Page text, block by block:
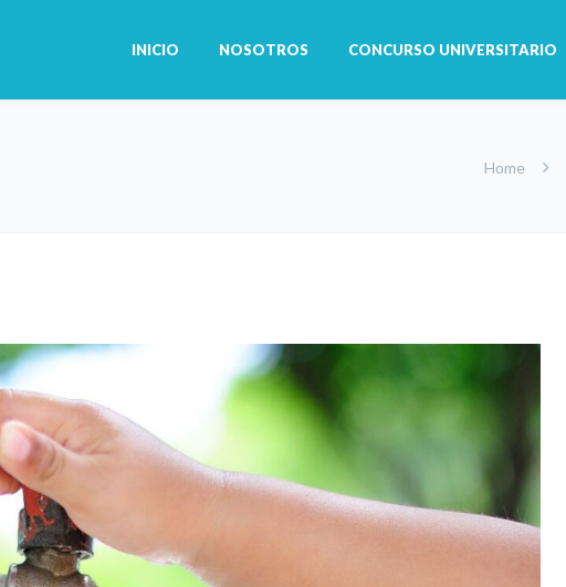
INICIO NOSOTROS CONCURSO UNIVERSITARIO
Home